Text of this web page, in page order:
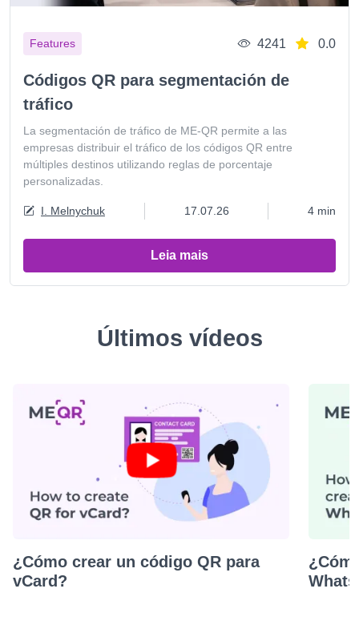
Features 4241 0.0
Códigos QR para segmentación de
tráfico
La segmentación de tráfico de ME-QR permite a las
empresas distribuir el tráfico de los códigos QR entre
múltiples destinos utilizando reglas de porcentaje
personalizadas.
I. Melnychuk 17.07.26 4 min
Leia mais
Últimos vídeos
¿Cómo crear un código QR para
vCard?